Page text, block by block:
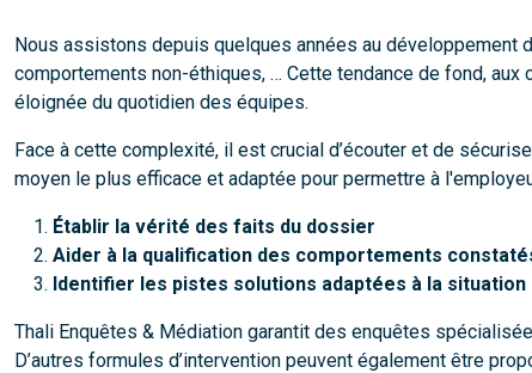
Nous assistons depuis quelques années au développement
comportements non-éthiques, … Cette tendance de fond,
éloignée du quotidien des équipes.
Face à cette complexité, il est crucial d’écouter et de
moyen le plus efficace et adaptée pour permettre à
Établir la vérité des faits du dossier
Aider à la qualification des comportements
Identifier les pistes solutions adaptées à la situation
Thali Enquêtes & Médiation garantit des enquêtes
D’autres formules d’intervention peuvent également être